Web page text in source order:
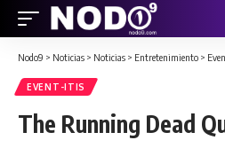
Nodo9 > Noticias > Noticias > Entretenimiento >
EVENT-ITIS
The Running Dead